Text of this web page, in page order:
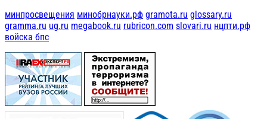
минпросвещения минобрнауки.рф gramota.ru glossary.ru
gramma.ru ug.ru megabook.ru rubricon.com slovari.ru нцпти.рф
войска бпс